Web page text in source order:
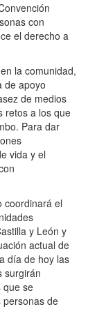
con
el derecho a
la comunidad,
de apoyo
de medios
retos a los que
Para dar
vida y el
el
y León y
actual de
día de hoy las
surgirán
que se
personas de